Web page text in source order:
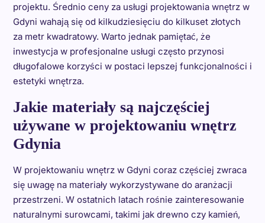
projektu. Średnio ceny za usługi projektowania wnętrz w
Gdyni wahają się od kilkudziesięciu do kilkuset złotych
za metr kwadratowy. Warto jednak pamiętać, że
inwestycja w profesjonalne usługi często przynosi
długofalowe korzyści w postaci lepszej funkcjonalności i
estetyki wnętrza.
Jakie materiały są najczęściej
używane w projektowaniu wnętrz
Gdynia
W projektowaniu wnętrz w Gdyni coraz częściej zwraca
się uwagę na materiały wykorzystywane do aranżacji
przestrzeni. W ostatnich latach rośnie zainteresowanie
naturalnymi surowcami, takimi jak drewno czy kamień,